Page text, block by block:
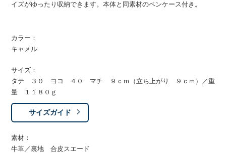
イズがゆったり収納できます。本体と同素材のペンケース付き。
カラー：
キャメル
サイズ：
タテ ３０ ヨコ ４０ マチ ９ｃｍ（立ち上がり ９ｃｍ）／重
量 １１８０ｇ
サイズガイド
素材：
牛革／裏地 合皮スエード